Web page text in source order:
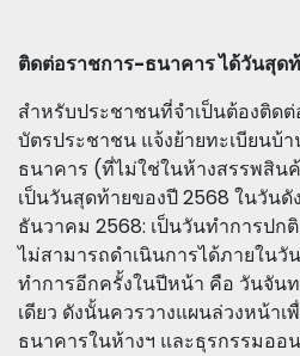
ติดต่อราชการ-ธนาคาร ได้วันสุด
สำหรับประชาชนที่จำเป็นต้องติด
บัตรประชาชน แจ้งย้ายทะเบียนบ้
ธนาคาร (ที่ไม่ใช่ในห้างสรรพสิน
เป็นวันสุดท้ายของปี 2568 ในวัน
ธันวาคม 2568: เป็นวันทำการป
ไม่สามารถดำเนินการได้ภายในวั
ทำการอีกครั้งในปีหน้า คือ วันจัน
เดียว ดังนั้นควรวางแผนล่วงหน้า
ธนาคารในห้างฯ และธุรกรรมออ